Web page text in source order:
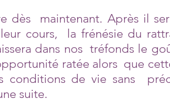
dès  maintenant. Après il
cours,  la frénésie du
dans nos  tréfonds le
ratée alors  que
conditions de vie sans
suite.